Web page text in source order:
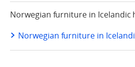
Norwegian furniture in Icelandic
Norwegian furniture in